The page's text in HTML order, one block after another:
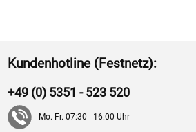
Kundenhotline (Festnetz):
+49 (0) 5351 - 523 520
Mo.-Fr. 07:30 - 16:00 Uhr